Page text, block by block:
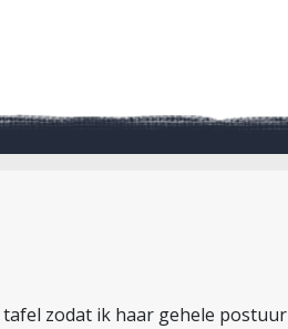
zodat ik haar gehele postuur